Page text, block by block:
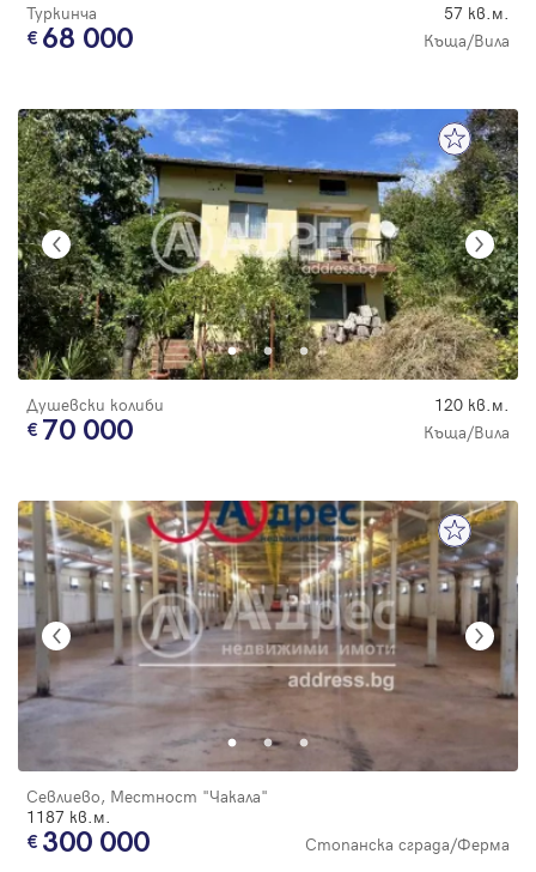
Туркинча 57 кв.м.
68 000 Къща/Вила
Душевски колиби 120 кв.м.
70 000 Къща/Вила
Севлиево, Местност "Чакала"
1187 кв.м.
300 000 Стопанска сграда/Ферма